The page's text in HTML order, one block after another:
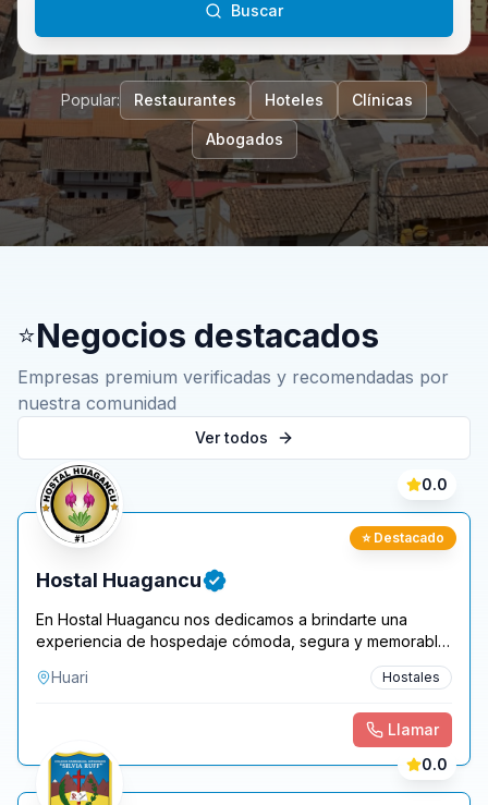
Buscar
Popular: Restaurantes Hoteles Clínicas
Abogados
⭐Negocios destacados
Empresas premium verificadas y recomendadas por
nuestra comunidad
Ver todos
⭐ Destacado
0.0
Hostal Huagancu
En Hostal Huagancu nos dedicamos a brindarte una
experiencia de hospedaje cómoda, segura y memorable
en el corazón de Huari. Nuestro compromiso es
ofrecerte un ambiente acogedor donde puedas
turismo, trabajo o descanso. Contamos con habitaciones
confortables equipadas con WiFi gratuito de alta
velocidad , TV por cable y agua caliente las 24 horas ,
pensadas para que te sientas como en casa desde el
Huari Hostales
Llamar
0.0